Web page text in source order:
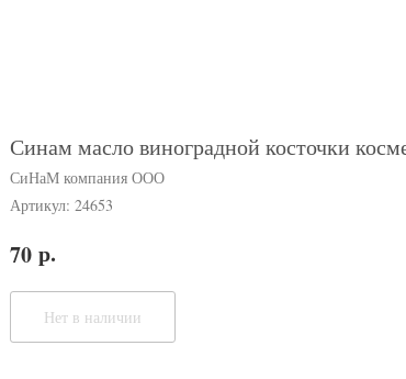
Синам масло виноградной косточки
СиНаМ компания ООО
Артикул: 24653
70 р.
Нет в наличии